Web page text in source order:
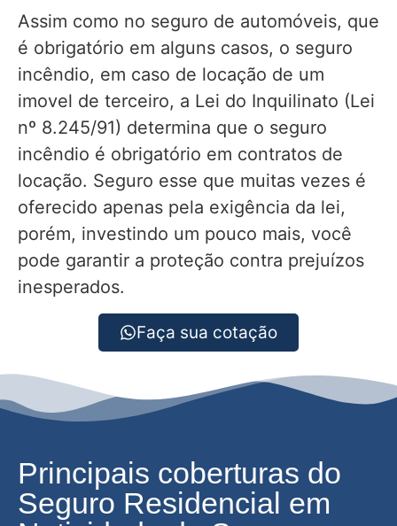
Assim como no seguro de automóveis, que
é obrigatório em alguns casos, o seguro
incêndio, em caso de locação de um
imovel de terceiro, a Lei do Inquilinato (Lei
nº 8.245/91) determina que o seguro
incêndio é obrigatório em contratos de
locação. Seguro esse que muitas vezes é
oferecido apenas pela exigência da lei,
porém, investindo um pouco mais, você
pode garantir a proteção contra prejuízos
inesperados.
Faça sua cotação
Principais coberturas do
Seguro Residencial em